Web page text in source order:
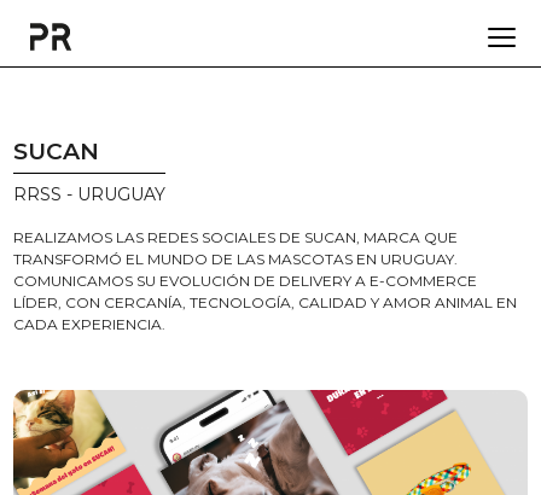
SUCAN
RRSS - URUGUAY
REALIZAMOS LAS REDES SOCIALES DE SUCAN, MARCA QUE
TRANSFORMÓ EL MUNDO DE LAS MASCOTAS EN URUGUAY.
COMUNICAMOS SU EVOLUCIÓN DE DELIVERY A E-COMMERCE
LÍDER, CON CERCANÍA, TECNOLOGÍA, CALIDAD Y AMOR ANIMAL EN
CADA EXPERIENCIA.